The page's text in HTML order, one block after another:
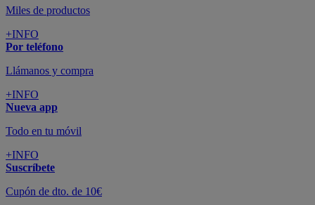
Miles de productos
+INFO
Por teléfono
Llámanos y compra
+INFO
Nueva app
Todo en tu móvil
+INFO
Suscríbete
Cupón de dto. de 10€